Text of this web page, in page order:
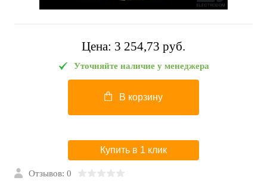
Цена: 3 254,73 pуб.
Уточняйте наличие у менеджера
В корзину
Купить в 1 клик
Отзывов: 0